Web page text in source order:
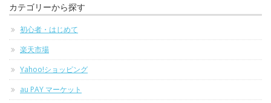
カテゴリーから探す
初心者・はじめて
楽天市場
Yahoo!ショッピング
au PAY マーケット